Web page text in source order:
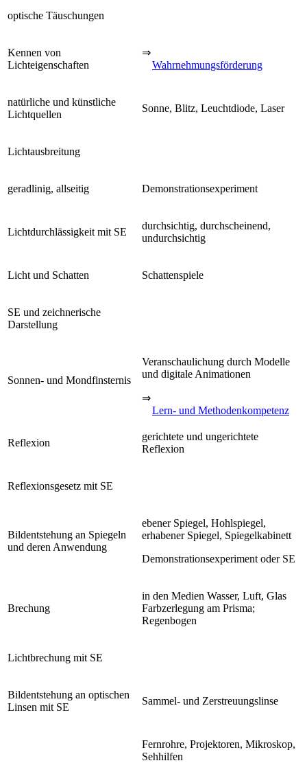
optische Täuschungen
Kennen von
Lichteigenschaften
⇒
Wahrnehmungsförderung
natürliche und künstliche
Lichtquellen
Sonne, Blitz, Leuchtdiode, Laser
Lichtausbreitung
geradlinig, allseitig Demonstrationsexperiment
Lichtdurchlässigkeit mit SE
durchsichtig, durchscheinend,
undurchsichtig
Licht und Schatten Schattenspiele
SE und zeichnerische
Darstellung
Sonnen- und Mondfinsternis
Veranschaulichung durch Modelle
und digitale Animationen
⇒
Lern- und Methodenkompetenz
Reflexion
gerichtete und ungerichtete
Reflexion
Reflexionsgesetz mit SE
Bildentstehung an Spiegeln
und deren Anwendung
ebener Spiegel, Hohlspiegel,
erhabener Spiegel, Spiegelkabinett
Demonstrationsexperiment oder SE
Brechung
in den Medien Wasser, Luft, Glas
Farbzerlegung am Prisma;
Regenbogen
Lichtbrechung mit SE
Bildentstehung an optischen
Linsen mit SE
Sammel- und Zerstreuungslinse
Fernrohre, Projektoren, Mikroskop,
Sehhilfen